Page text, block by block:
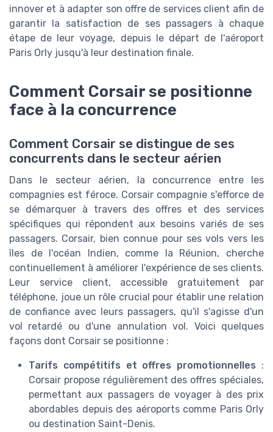
innover et à adapter son offre de services client afin de
garantir la satisfaction de ses passagers à chaque
étape de leur voyage, depuis le départ de l'aéroport
Paris Orly jusqu'à leur destination finale.
Comment Corsair se positionne
face à la concurrence
Comment Corsair se distingue de ses
concurrents dans le secteur aérien
Dans le secteur aérien, la concurrence entre les
compagnies est féroce. Corsair compagnie s'efforce de
se démarquer à travers des offres et des services
spécifiques qui répondent aux besoins variés de ses
passagers. Corsair, bien connue pour ses vols vers les
îles de l'océan Indien, comme la Réunion, cherche
continuellement à améliorer l'expérience de ses clients.
Leur service client, accessible gratuitement par
téléphone, joue un rôle crucial pour établir une relation
de confiance avec leurs passagers, qu'il s'agisse d'un
vol retardé ou d'une annulation vol. Voici quelques
façons dont Corsair se positionne :
Tarifs compétitifs et offres promotionnelles :
Corsair propose régulièrement des offres spéciales,
permettant aux passagers de voyager à des prix
abordables depuis des aéroports comme Paris Orly
ou destination Saint-Denis.